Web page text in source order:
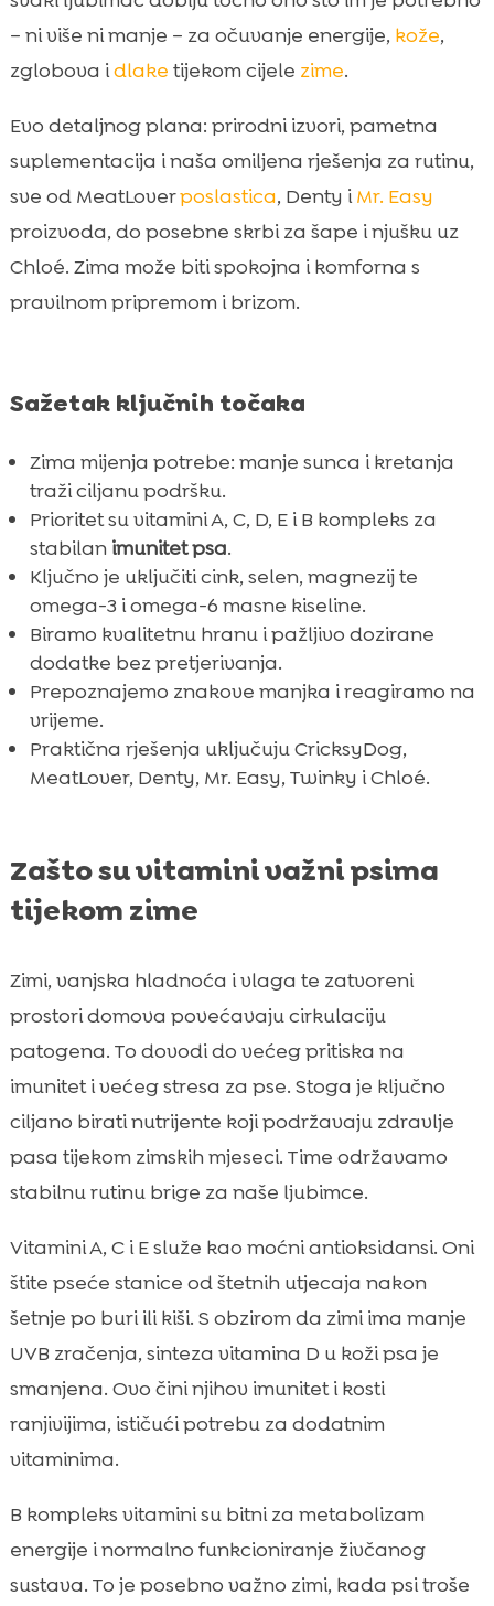
dugo i kako pratiti učinke
– ni više ni manje – za očuvanje energije, kože,
zglobova idlake tijekom cijele zime.
Evo detaljnog plana: prirodni izvori, pametna
suplementacija i naša omiljena rješenja za rutinu,
sve od MeatLoverposlastica, Denty iMr. Easy
proizvoda, do posebne skrbi za šape i njušku uz
Chloé. Zima može biti spokojna i komforna s
pravilnom pripremom i brizom.
Sažetak ključnih točaka
Zima mijenja potrebe: manje sunca i kretanja
traži ciljanu podršku.
Prioritet su vitamini A, C, D, E i B kompleks za
stabilan imunitet psa.
Ključno je uključiti cink, selen, magnezij te
omega-3 i omega-6 masne kiseline.
Biramo kvalitetnu hranu i pažljivo dozirane
dodatke bez pretjerivanja.
Prepoznajemo znakove manjka i reagiramo na
vrijeme.
Praktična rješenja uključuju CricksyDog,
MeatLover, Denty, Mr. Easy, Twinky i Chloé.
Zašto su vitamini važni psima
tijekom zime
Zimi, vanjska hladnoća i vlaga te zatvoreni
prostori domova povećavaju cirkulaciju
patogena. To dovodi do većeg pritiska na
imunitet i većeg stresa za pse. Stoga je ključno
ciljano birati nutrijente koji podržavaju zdravlje
pasa tijekom zimskih mjeseci. Time održavamo
stabilnu rutinu brige za naše ljubimce.
Vitamini A, C i E služe kao moćni antioksidansi. Oni
štite pseće stanice od štetnih utjecaja nakon
šetnje po buri ili kiši. S obzirom da zimi ima manje
UVB zračenja, sinteza vitamina D u koži psa je
smanjena. Ovo čini njihov imunitet i kosti
ranjivijima, ističući potrebu za dodatnim
vitaminima.
B kompleks vitamini su bitni za metabolizam
energije i normalno funkcioniranje živčanog
sustava. To je posebno važno zimi, kada psi troše